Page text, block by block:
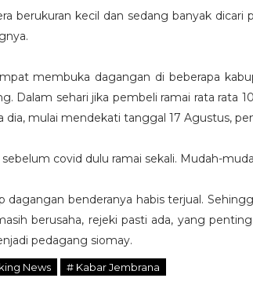
berukuran kecil dan sedang banyak dicari
membuka dagangan di beberapa
Dalam sehari jika pembeli ramai rata rata
dia, mulai mendekati tanggal 17 Agustus,
covid dulu ramai sekali. Mudah-
dagangan benderanya habis terjual.
berusaha, rejeki pasti ada, yang
pedagang siomay.
News # Kabar Jembrana